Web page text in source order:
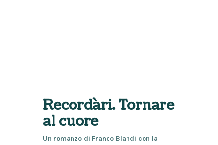
Recordàri. Tornare
al cuore
Un romanzo di Franco Blandi con la